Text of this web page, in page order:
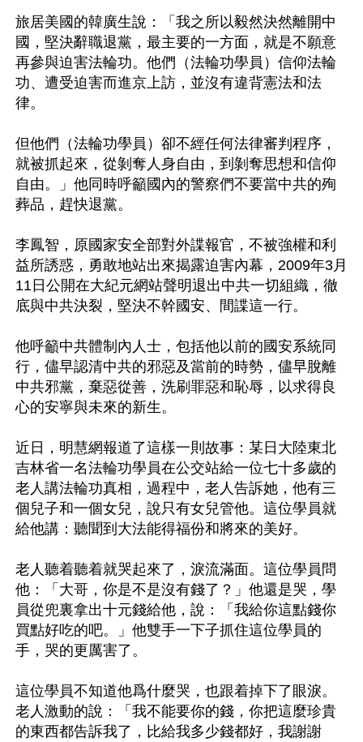
旅居美國的韓廣生說：「我之所以毅然決然離開中
國，堅決辭職退黨，最主要的一方面，就是不願意
再參與迫害法輪功。他們（法輪功學員）信仰法輪
功、遭受迫害而進京上訪，並沒有違背憲法和法
律。
但他們（法輪功學員）卻不經任何法律審判程序，
就被抓起來，從剝奪人身自由，到剝奪思想和信仰
自由。」他同時呼籲國內的警察們不要當中共的殉
葬品，趕快退黨。
李鳳智，原國家安全部對外諜報官，不被強權和利
益所誘惑，勇敢地站出來揭露迫害內幕，2009年3月
11日公開在大紀元網站聲明退出中共一切組織，徹
底與中共決裂，堅決不幹國安、間諜這一行。
他呼籲中共體制內人士，包括他以前的國安系統同
行，儘早認清中共的邪惡及當前的時勢，儘早脫離
中共邪黨，棄惡從善，洗刷罪惡和恥辱，以求得良
心的安寧與未來的新生。
近日，明慧網報道了這樣一則故事：某日大陸東北
吉林省一名法輪功學員在公交站給一位七十多歲的
老人講法輪功真相，過程中，老人告訴她，他有三
個兒子和一個女兒，說只有女兒管他。這位學員就
給他講：聽聞到大法能得福份和將來的美好。
老人聽着聽着就哭起來了，淚流滿面。這位學員問
他：「大哥，你是不是沒有錢了？」他還是哭，學
員從兜裏拿出十元錢給他，說：「我給你這點錢你
買點好吃的吧。」他雙手一下子抓住這位學員的
手，哭的更厲害了。
這位學員不知道他爲什麼哭，也跟着掉下了眼淚。
老人激動的說：「我不能要你的錢，你把這麼珍貴
的東西都告訴我了，比給我多少錢都好，我謝謝